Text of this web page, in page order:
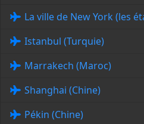
La ville de New York (les
Istanbul (Turquie)
Marrakech (Maroc)
Shanghai (Chine)
Pékin (Chine)